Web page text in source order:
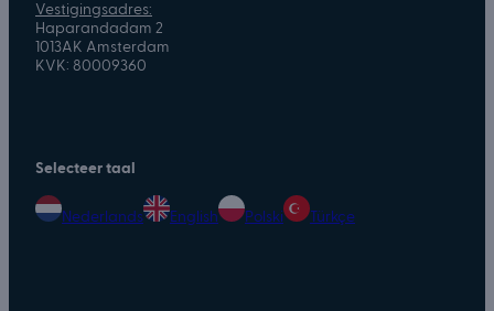
Vestigingsadres:
Haparandadam 2
1013AK Amsterdam
KVK: 80009360
Selecteer taal
Nederlands English Polski Türkçe